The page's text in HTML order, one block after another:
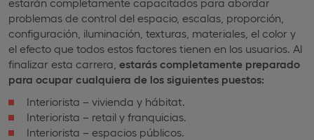
problemas de control del espacio, escalas, proporción,
configuración, iluminación, texturas, materiales, el color y
el efecto que todos estos factores tienen en los usuarios. Al
finalizar esta carrera, estarás completamente preparado
para ocupar cualquiera de los siguientes puestos:
Interiorista – vivienda y hábitat.
Interiorista – retail y franquicias.
Interiorista – espacios públicos.